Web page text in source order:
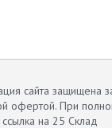
сайта защищена
офертой. При
ссылка на 25 Склад